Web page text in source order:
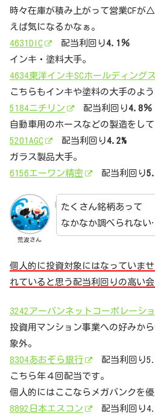
時々在庫が積み上がって営業CFが
えば気になるかなぁ。
4631DIC
配当利回り4.1％
インキ・塗料大手。
4634東洋インキSCホールディングス
こちらもインキや塗料の大手のよう
5184ニチリン
配当利回り4.8％
自動車用のホースなどの製造をして
5201AGC
配当利回り4.2%
ガラス製品大手。
6156エーワン精密
配当利回り
荒波さん
たくさん銘柄あって
なかなか調べられない
個人的に投資対象にはなっていま
れていると思う配当利回りの高い
3242アーバンネットコーポレーシ
投資用マンション事業への好みか
象外。
8304あおぞら銀行
配当利回り
こちら年４回配当です。
個人的にはここならメガバンクを優
8892日本エスコン
配当利回り